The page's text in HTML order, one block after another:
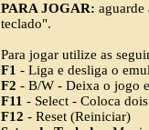
PARA JOGAR: aguarde
teclado".
Para jogar utilize as
F1 - Liga e desliga o
F2 - B/W - Deixa o jogo
F11 - Select - Coloca
F12 - Reset (Reiniciar)